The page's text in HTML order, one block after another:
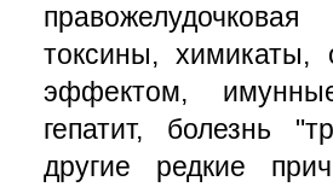
токсины, химикаты,
эффектом,
гепатит, болезнь
другие редкие